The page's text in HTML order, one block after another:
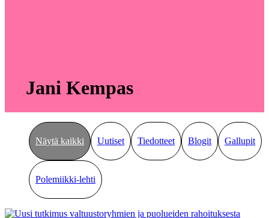
Jani Kempas
Näytä kaikki Uutiset Tiedotteet Blogit Gallupit
Polemiikki-lehti